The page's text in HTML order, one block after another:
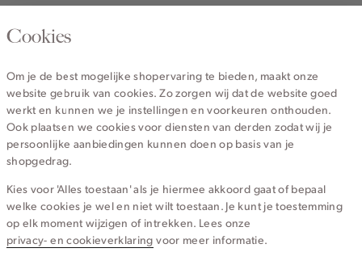
020 - 3412 670
Service
Wij zijn Cotton Club
Topcategorieën voor jou
Cookies
Om je de best mogelijke shopervaring te bieden, maakt onze
website gebruik van cookies. Zo zorgen wij dat de website goed
werkt en kunnen we je instellingen en voorkeuren onthouden.
Ook plaatsen we cookies voor diensten van derden zodat wij je
persoonlijke aanbiedingen kunnen doen op basis van je
shopgedrag.
Kies voor 'Alles toestaan' als je hiermee akkoord gaat of bepaal
welke cookies je wel en niet wilt toestaan. Je kunt je toestemming
op elk moment wijzigen of intrekken. Lees onze
privacy- en cookieverklaring voor meer informatie.